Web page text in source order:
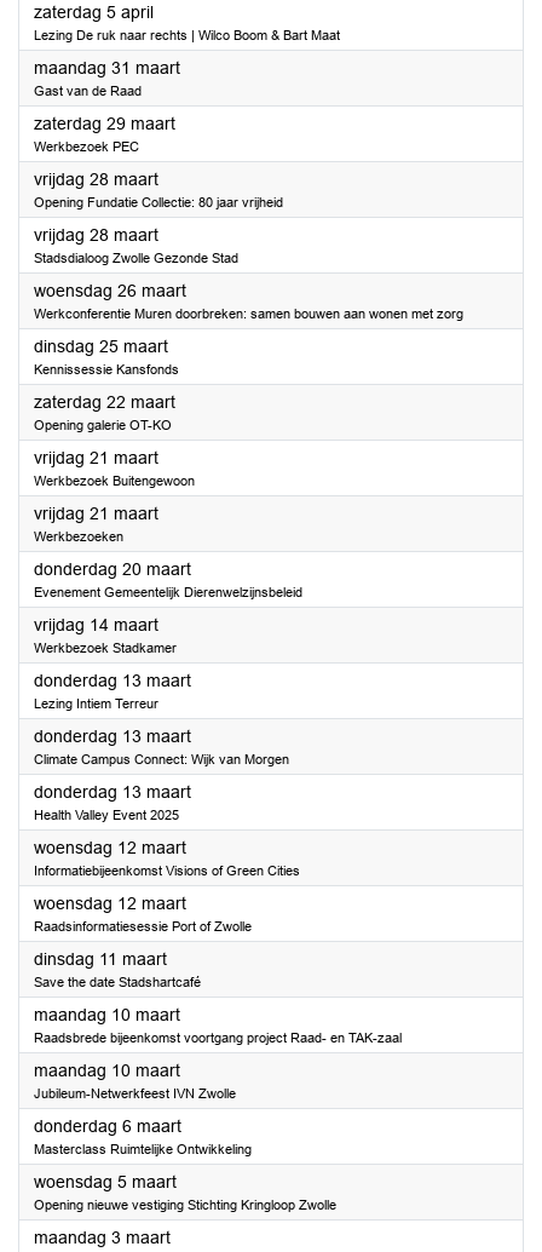
zaterdag 5 april2025
Lezing De ruk naar rechts | Wilco Boom & Bart Maat
maandag 31 maart2025
Gast van de Raad
zaterdag 29 maart2025
Werkbezoek PEC
vrijdag 28 maart2025
Opening Fundatie Collectie: 80 jaar vrijheid
vrijdag 28 maart2025
Stadsdialoog Zwolle Gezonde Stad
woensdag 26 maart2025
Werkconferentie Muren doorbreken: samen bouwen aan wonen met zorg
dinsdag 25 maart2025
Kennissessie Kansfonds
zaterdag 22 maart2025
Opening galerie OT-KO
vrijdag 21 maart2025
Werkbezoek Buitengewoon
vrijdag 21 maart2025
Werkbezoeken
donderdag 20 maart2025
Evenement Gemeentelijk Dierenwelzijnsbeleid
vrijdag 14 maart2025
Werkbezoek Stadkamer
donderdag 13 maart2025
Lezing Intiem Terreur
donderdag 13 maart2025
Climate Campus Connect: Wijk van Morgen
donderdag 13 maart2025
Health Valley Event 2025
woensdag 12 maart2025
Informatiebijeenkomst Visions of Green Cities
woensdag 12 maart2025
Raadsinformatiesessie Port of Zwolle
dinsdag 11 maart2025
Save the date Stadshartcafé
maandag 10 maart2025
Raadsbrede bijeenkomst voortgang project Raad- en TAK-zaal
maandag 10 maart2025
Jubileum-Netwerkfeest IVN Zwolle
donderdag 6 maart2025
Masterclass Ruimtelijke Ontwikkeling
woensdag 5 maart2025
Opening nieuwe vestiging Stichting Kringloop Zwolle
maandag 3 maart2025